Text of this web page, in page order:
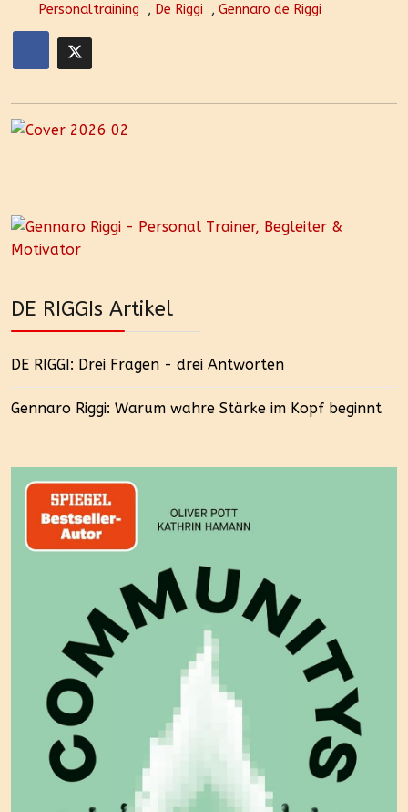
Personaltraining , De Riggi , Gennaro de Riggi
DE RIGGIs Artikel
DE RIGGI: Drei Fragen - drei Antworten
Gennaro Riggi: Warum wahre Stärke im Kopf beginnt